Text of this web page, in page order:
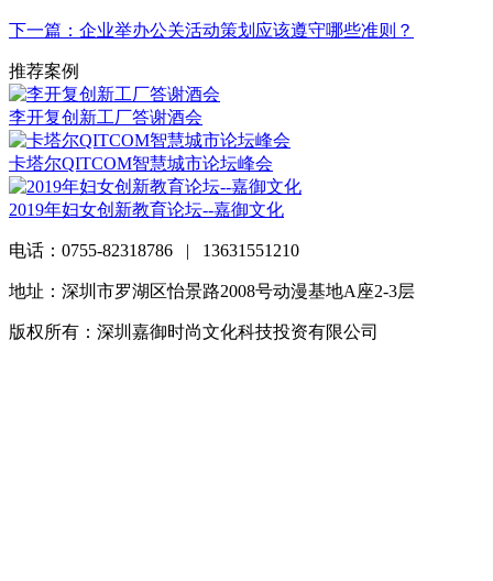
下一篇：企业举办公关活动策划应该遵守哪些准则？
推荐案例
李开复创新工厂答谢酒会
卡塔尔QITCOM智慧城市论坛峰会
2019年妇女创新教育论坛--嘉御文化
电话：0755-82318786 | 13631551210
地址：深圳市罗湖区怡景路2008号动漫基地A座2-3层
版权所有：深圳嘉御时尚文化科技投资有限公司